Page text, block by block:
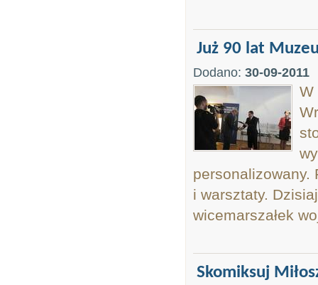
Już 90 lat
Dodano: 30-09-2011
W
personalizowany.
i warsztaty.
wicemarszałek
Skomiksuj